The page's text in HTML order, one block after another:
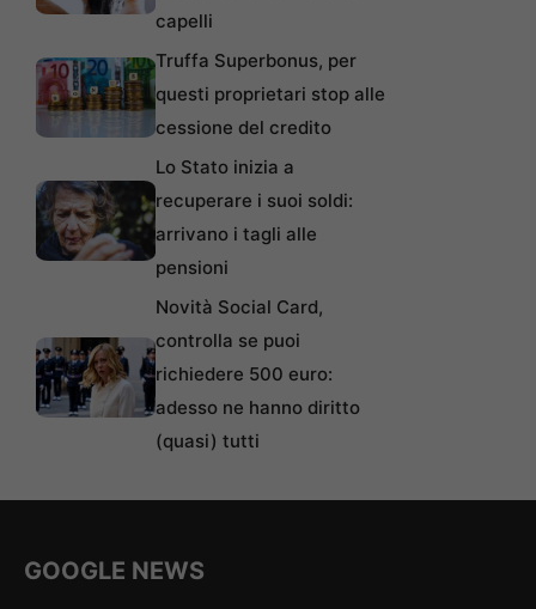
capelli
Truffa Superbonus, per
questi proprietari stop alle
cessione del credito
Lo Stato inizia a
recuperare i suoi soldi:
arrivano i tagli alle
pensioni
Novità Social Card,
controlla se puoi
richiedere 500 euro:
adesso ne hanno diritto
(quasi) tutti
GOOGLE NEWS